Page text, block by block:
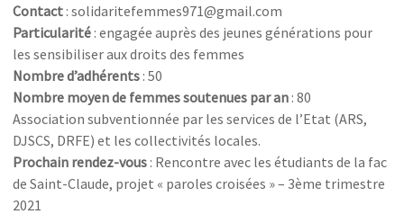
Contact : solidaritefemmes971@gmail.com
Particularité : engagée auprès des jeunes générations pour
les sensibiliser aux droits des femmes
Nombre d’adhérents : 50
Nombre moyen de femmes soutenues par an : 80
Association subventionnée par les services de l’Etat (ARS,
DJSCS, DRFE) et les collectivités locales.
Prochain rendez-vous : Rencontre avec les étudiants de la fac
de Saint-Claude, projet « paroles croisées » – 3ème trimestre
2021